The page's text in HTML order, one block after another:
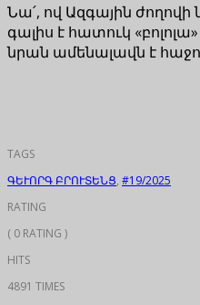
Նա՛, ով Ազգային
գալիս է հատուկ
նրան ամենալավն է
TAGS
ԳԵՒՈՐԳ ԲՐՈՒՏԵՆՑ, #19/2025
RATING
( 0 RATING )
HITS
4891 TIMES